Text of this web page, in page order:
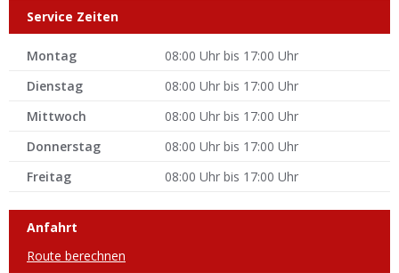
Service Zeiten
Montag
08:00 Uhr bis 17:00 Uhr
Dienstag
08:00 Uhr bis 17:00 Uhr
Mittwoch
08:00 Uhr bis 17:00 Uhr
Donnerstag
08:00 Uhr bis 17:00 Uhr
Freitag
08:00 Uhr bis 17:00 Uhr
Anfahrt
Route berechnen